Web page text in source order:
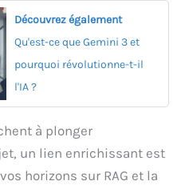
Découvrez également
Qu'est-ce que Gemini 3 et
pourquoi révolutionne-t-il
l'IA ?
à plonger
un lien enrichissant est
horizons sur RAG et la